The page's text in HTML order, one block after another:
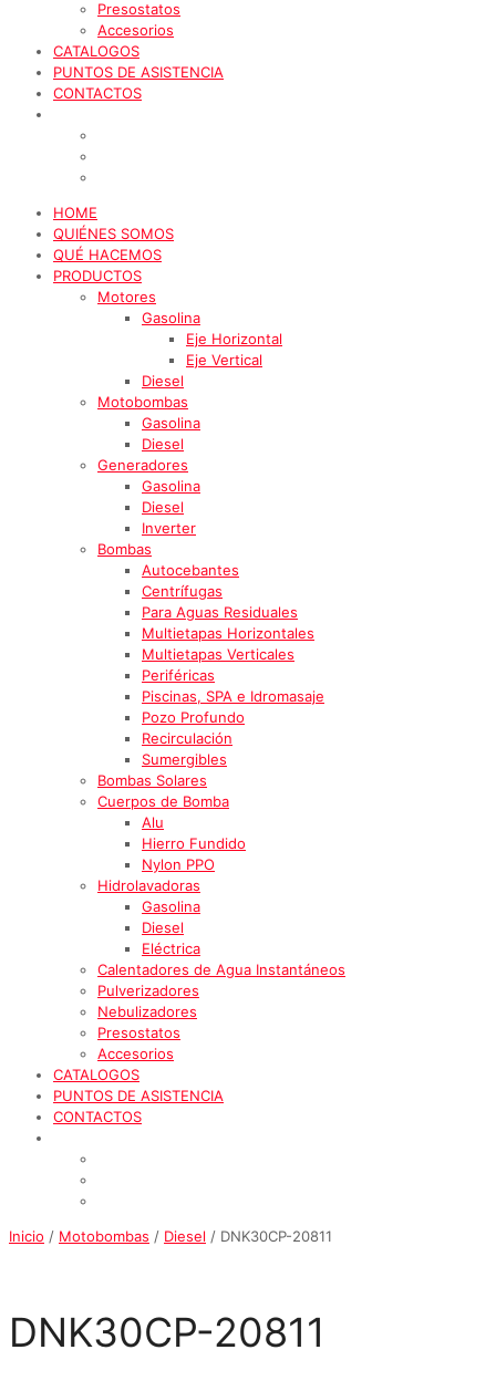
Presostatos
Accesorios
CATALOGOS
PUNTOS DE ASISTENCIA
CONTACTOS
HOME
QUIÉNES SOMOS
QUÉ HACEMOS
PRODUCTOS
Motores
Gasolina
Eje Horizontal
Eje Vertical
Diesel
Motobombas
Gasolina
Diesel
Generadores
Gasolina
Diesel
Inverter
Bombas
Autocebantes
Centrífugas
Para Aguas Residuales
Multietapas Horizontales
Multietapas Verticales
Periféricas
Piscinas, SPA e Idromasaje
Pozo Profundo
Recirculación
Sumergibles
Bombas Solares
Cuerpos de Bomba
Alu
Hierro Fundido
Nylon PPO
Hidrolavadoras
Gasolina
Diesel
Eléctrica
Calentadores de Agua Instantáneos
Pulverizadores
Nebulizadores
Presostatos
Accesorios
CATALOGOS
PUNTOS DE ASISTENCIA
CONTACTOS
Inicio / Motobombas / Diesel / DNK30CP-20811
DNK30CP-20811